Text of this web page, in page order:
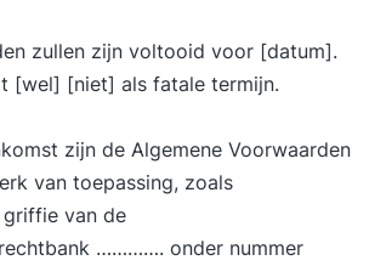
zullen zijn voltooid voor [datum].
[wel] [niet] als fatale termijn.
zijn de Algemene Voorwaarden
van toepassing, zoals
van de
…………. onder nummer